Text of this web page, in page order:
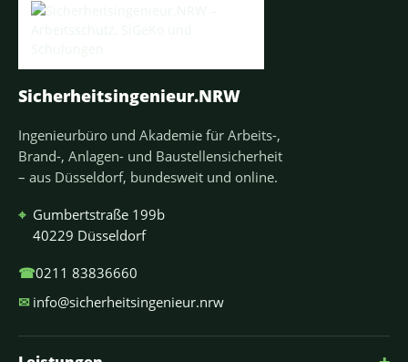
Sicherheitsingenieur.NRW
Ingenieurbüro und Akademie für Arbeits-,
Brand-, Anlagen- und Baustellensicherheit
– aus Düsseldorf, bundesweit und online.
⌖ Gumbertstraße 199b
40229 Düsseldorf
☎0211 83836660
✉ info@sicherheitsingenieur.nrw